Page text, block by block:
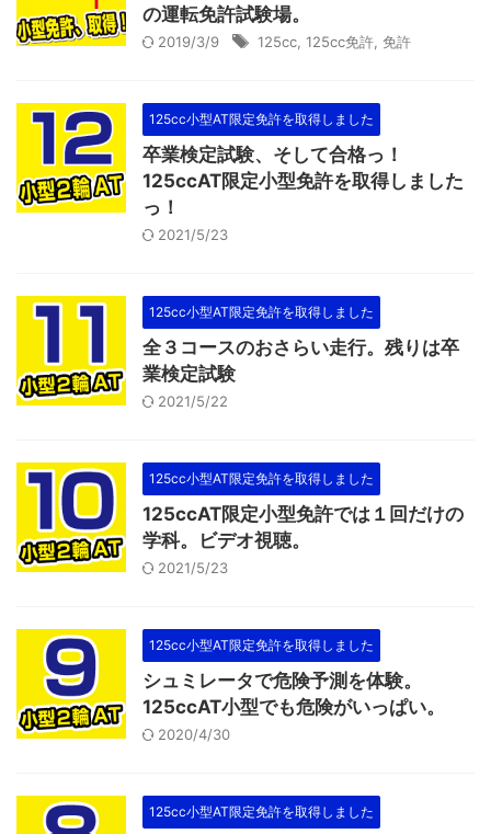
の運転免許試験場。
2019/3/9 125cc 125cc免許 免許
125cc小型AT限定免許を取得しました
卒業検定試験、そして合格っ！
125ccAT限定小型免許を取得しました
っ！
2021/5/23
125cc小型AT限定免許を取得しました
全３コースのおさらい走行。残りは卒
業検定試験
2021/5/22
125cc小型AT限定免許を取得しました
125ccAT限定小型免許では１回だけの
学科。ビデオ視聴。
2021/5/23
125cc小型AT限定免許を取得しました
シュミレータで危険予測を体験。
125ccAT小型でも危険がいっぱい。
2020/4/30
125cc小型AT限定免許を取得しました